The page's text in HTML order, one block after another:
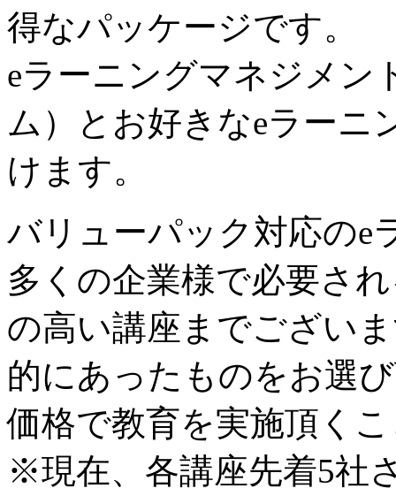
得なパッケージです。
eラーニングマネジメン
ム）とお好きなeラーニ
けます。
バリューパック対応のe
多くの企業様で必要さ
の高い講座までござい
的にあったものをお選
価格で教育を実施頂く
※現在、各講座先着5社